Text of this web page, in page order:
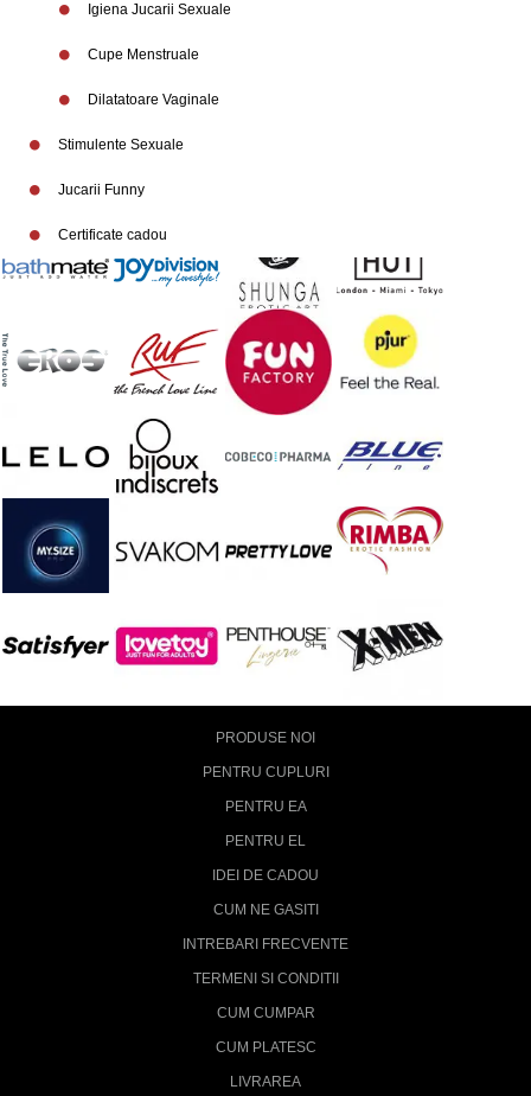
Igiena Jucarii Sexuale
Cupe Menstruale
Dilatatoare Vaginale
Stimulente Sexuale
Jucarii Funny
Certificate cadou
PRODUSE NOI
PENTRU CUPLURI
PENTRU EA
PENTRU EL
IDEI DE CADOU
CUM NE GASITI
INTREBARI FRECVENTE
TERMENI SI CONDITII
CUM CUMPAR
CUM PLATESC
LIVRAREA